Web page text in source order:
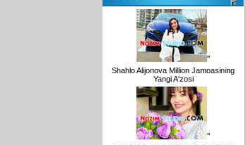
"
Shahlo Alijonova Million Jamoasining
Yangi A'zosi
"